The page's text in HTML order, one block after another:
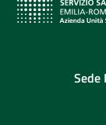
Sede